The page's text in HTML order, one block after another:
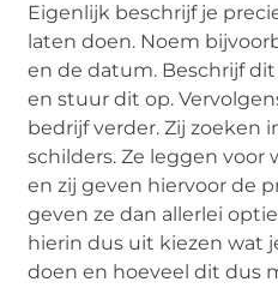
Eigenlijk beschrijf je
laten doen. Noem
en de datum. Beschrijf
en stuur dit op.
bedrijf verder. Zij zoeken
schilders. Ze leggen voor
en zij geven hiervoor de
geven ze dan allerlei
hierin dus uit kiezen wat
doen en hoeveel dit dus